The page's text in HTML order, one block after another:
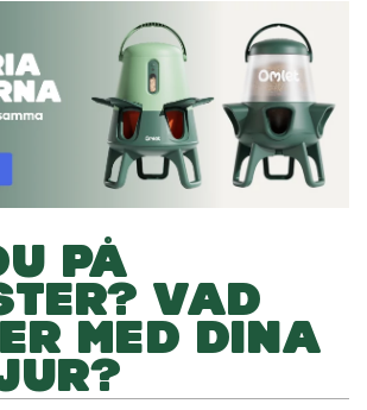
PÅ
VAD
MED DINA